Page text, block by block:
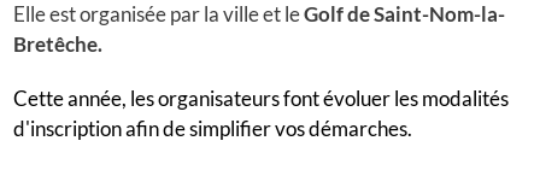
Elle est organisée par la ville et leGolf de Saint-Nom-la-
Bretêche.
Cette année, les organisateurs font évoluer les modalités
d'inscription afin de simplifier vos démarches.